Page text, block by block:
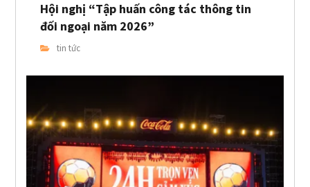
Hội nghị “Tập huấn công tác thông tin
đối ngoại năm 2026”
tin tức